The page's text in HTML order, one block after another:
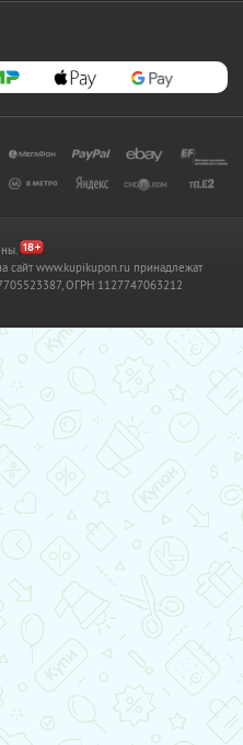
сайт www.kupikupon.ru принадлежат
ОГРН 1127747063212